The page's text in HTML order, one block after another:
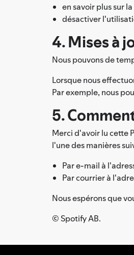
en savoir plus sur
désactiver
4. Mises à
Nous pouvons de
Lorsque nous
Par exemple, nous
5.
Merci d'avoir lu cette
l'une des manières
Par e-mail à
Par courrier à
Nous espérons que
© Spotify AB.